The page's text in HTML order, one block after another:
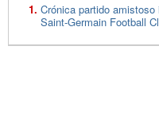
Crónica partido
Saint-Germain Football